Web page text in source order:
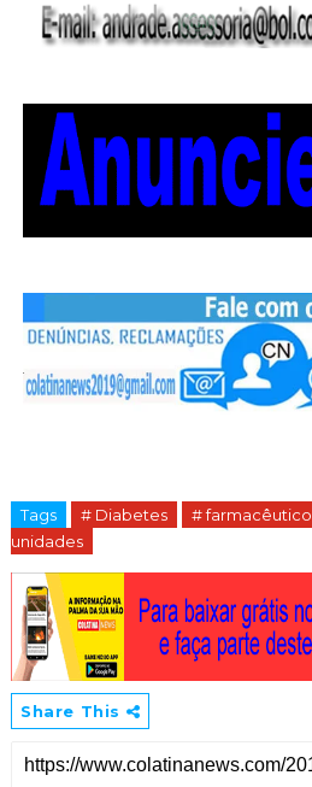
Tags # Diabetes # farmacêutico
unidades
Share This